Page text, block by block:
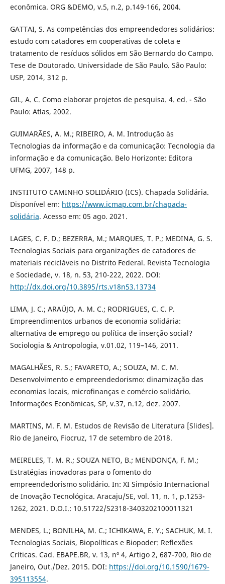
econômica. ORG &DEMO, v.5, n.2, p.149-166, 2004.
GATTAI, S. As competências dos empreendedores solidários:
estudo com catadores em cooperativas de coleta e
tratamento de resíduos sólidos em São Bernardo do Campo.
Tese de Doutorado. Universidade de São Paulo. São Paulo:
USP, 2014, 312 p.
GIL, A. C. Como elaborar projetos de pesquisa. 4. ed. - São
Paulo: Atlas, 2002.
GUIMARÃES, A. M.; RIBEIRO, A. M. Introdução às
Tecnologias da informação e da comunicação: Tecnologia da
informação e da comunicação. Belo Horizonte: Editora
UFMG, 2007, 148 p.
INSTITUTO CAMINHO SOLIDÁRIO (ICS). Chapada Solidária.
Disponível em: https://www.icmap.com.br/chapada-
solidária. Acesso em: 05 ago. 2021.
LAGES, C. F. D.; BEZERRA, M.; MARQUES, T. P.; MEDINA, G. S.
Tecnologias Sociais para organizações de catadores de
materiais recicláveis no Distrito Federal. Revista Tecnologia
e Sociedade, v. 18, n. 53, 210-222, 2022. DOI:
http://dx.doi.org/10.3895/rts.v18n53.13734
LIMA, J. C.; ARAÚJO, A. M. C.; RODRIGUES, C. C. P.
Empreendimentos urbanos de economia solidária:
alternativa de emprego ou política de inserção social?
Sociologia & Antropologia, v.01.02, 119–146, 2011.
MAGALHÃES, R. S.; FAVARETO, A.; SOUZA, M. C. M.
Desenvolvimento e empreendedorismo: dinamização das
economias locais, microfinanças e comércio solidário.
Informações Econômicas, SP, v.37, n.12, dez. 2007.
MARTINS, M. F. M. Estudos de Revisão de Literatura [Slides].
Rio de Janeiro, Fiocruz, 17 de setembro de 2018.
MEIRELES, T. M. R.; SOUZA NETO, B.; MENDONÇA, F. M.;
Estratégias inovadoras para o fomento do
empreendedorismo solidário. In: XI Simpósio Internacional
de Inovação Tecnológica. Aracaju/SE, vol. 11, n. 1, p.1253-
1262, 2021. D.O.I.: 10.51722/S2318-3403202100011321
MENDES, L.; BONILHA, M. C.; ICHIKAWA, E. Y.; SACHUK, M. I.
Tecnologias Sociais, Biopolíticas e Biopoder: Reflexões
Críticas. Cad. EBAPE.BR, v. 13, nº 4, Artigo 2, 687-700, Rio de
Janeiro, Out./Dez. 2015. DOI: https://doi.org/10.1590/1679-
395113554.